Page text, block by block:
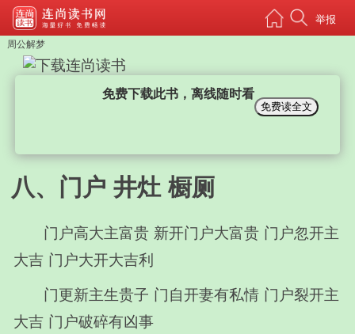
举报
免费下载此书，离线随时看
免费读全文
周公解梦
八、门户 井灶 橱厕
门户高大主富贵 新开门户大富贵 门户忽开主
大吉 门户大开大吉利
门更新主生贵子 门自开妻有私情 门户裂开主
大吉 门户破碎有凶事